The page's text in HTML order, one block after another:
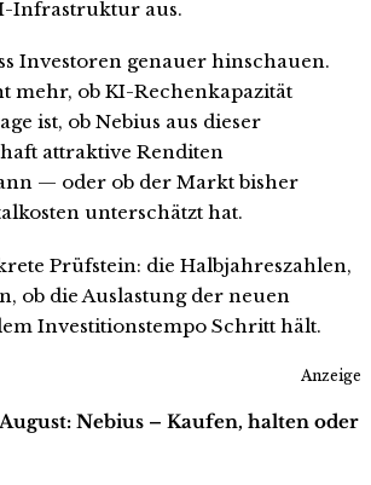
Infrastruktur aus.
Investoren genauer hinschauen.
mehr, ob KI-Rechenkapazität
ist, ob Nebius aus dieser
attraktive Renditen
— oder ob der Markt bisher
unterschätzt hat.
Prüfstein: die Halbjahreszahlen,
ob die Auslastung der neuen
Investitionstempo Schritt hält.
Anzeige
Nebius – Kaufen, halten oder